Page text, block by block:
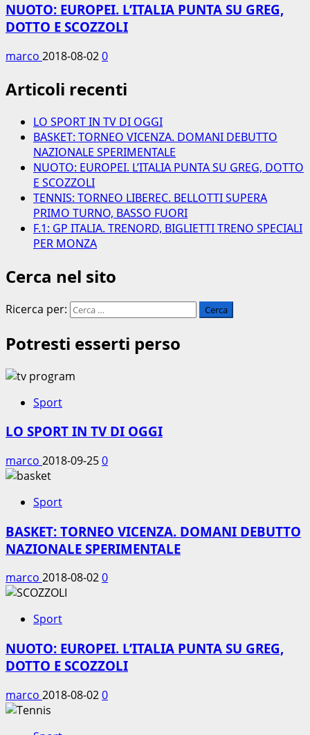
NUOTO: EUROPEI. L’ITALIA PUNTA SU GREG,
DOTTO E SCOZZOLI
marco 2018-08-020
Articoli recenti
LO SPORT IN TV DI OGGI
BASKET: TORNEO VICENZA. DOMANI DEBUTTO
NAZIONALE SPERIMENTALE
NUOTO: EUROPEI. L’ITALIA PUNTA SU GREG, DOTTO
E SCOZZOLI
TENNIS: TORNEO LIBEREC. BELLOTTI SUPERA
PRIMO TURNO, BASSO FUORI
F.1: GP ITALIA. TRENORD, BIGLIETTI TRENO SPECIALI
PER MONZA
Cerca nel sito
Ricerca per:
Potresti esserti perso
Sport
LO SPORT IN TV DI OGGI
marco 2018-09-250
Sport
BASKET: TORNEO VICENZA. DOMANI DEBUTTO
NAZIONALE SPERIMENTALE
marco 2018-08-020
Sport
NUOTO: EUROPEI. L’ITALIA PUNTA SU GREG,
DOTTO E SCOZZOLI
marco 2018-08-020